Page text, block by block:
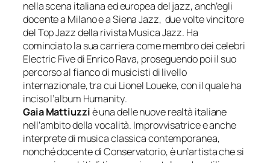
nella scena italiana ed europea del jazz, anch’egli
docente a Milano e a Siena Jazz, due volte vincitore
delTop Jazzdella rivistaMusica Jazz. Ha
cominciato la sua carriera come membro dei celebri
Electric Five di Enrico Rava, proseguendo poi il suo
percorso al fianco di musicisti di livello
internazionale, tra cui Lionel Loueke, con il quale ha
inciso l’album Humanity.
Gaia Mattiuzziè una delle nuove realtà italiane
nell’ambito della vocalità. Improvvisatrice e anche
interprete di musica classica contemporanea,
nonché docente di Conservatorio, è un’artista che si